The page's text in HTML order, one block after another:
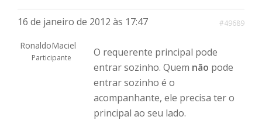
16 de janeiro de 2012 às 17:47 #49689
RonaldoMaciel
Participante
O requerente principal pode
entrar sozinho. Quem não pode
entrar sozinho é o
acompanhante, ele precisa ter o
principal ao seu lado.